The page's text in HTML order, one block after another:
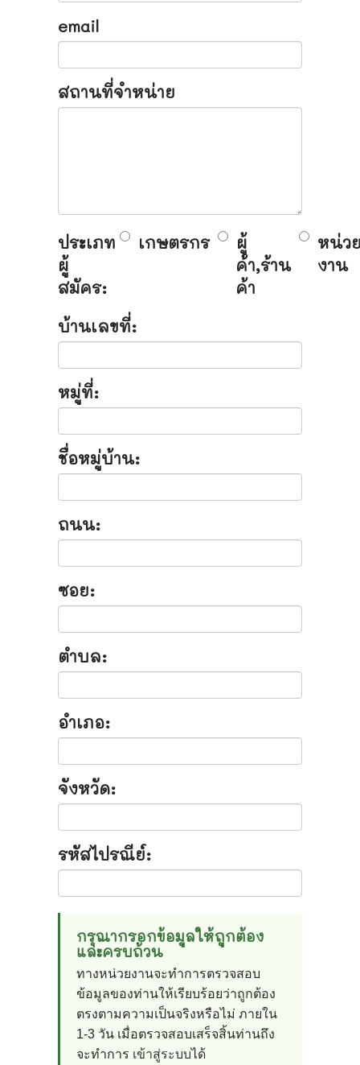
email
สถานที่จำหน่าย
ประเภท
ผู้
สมัคร:
เกษตรกร
ผู้
ค้า,ร้าน
ค้า
หน่ว
งาน
บ้านเลขที่:
หมู่ที่:
ชื่อหมู่บ้าน:
ถนน:
ซอย:
ตำบล:
อำเภอ:
จังหวัด:
รหัสไปรณีย์:
กรุณากรอกข้อมูลให้ถูกต้อง
และครบถ้วน
ทางหน่วยงานจะทำการตรวจสอบ
ข้อมูลของท่านให้เรียบร้อยว่าถูกต้อง
ตรงตามความเป็นจริงหรือไม่ ภายใน
1-3 วัน เมื่อตรวจสอบเสร็จสิ้นท่านถึง
จะทำการ เข้าสู่ระบบได้